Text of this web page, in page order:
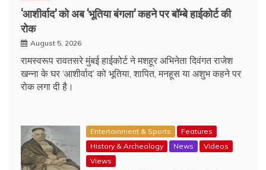
‘आशीर्वाद’ को अब ‘भूतिया बंगला’ कहने पर बॉम्बे हाईकोर्ट की
रोक
August 5, 2026
रामस्वरूप रावतसरे मुंबई हाईकोर्ट ने मशहूर अभिनेता दिवंगत राजेश
खन्ना के घर ‘आशीर्वाद’ को भूतिया, शापित, मनहूस या अशुभ कहने पर
रोक लगा दी है।
Entertainment & Sports
Features
History & Archeology
News
Videos
Views